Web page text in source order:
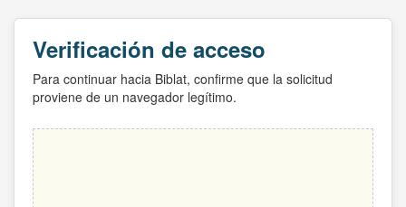
Verificación de acceso
Para continuar hacia Biblat, confirme que la solicitud
proviene de un navegador legítimo.